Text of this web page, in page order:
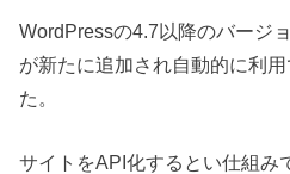
WordPressの4.7以降のバージ
が新たに追加され自動的に利
た。
サイトをAPI化するとい仕組み